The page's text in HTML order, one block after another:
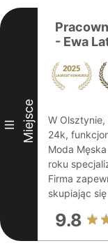
III Miejsce
- Ewa
W
24k,
Moda
roku
Firma
skupiając
9.8